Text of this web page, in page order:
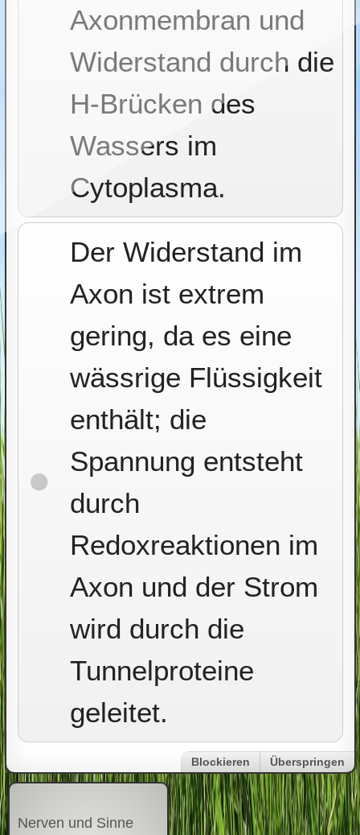
Axonmembran und
Widerstand durch die
H-Brücken des
Wassers im
Cytoplasma.
Der Widerstand im
Axon ist extrem
gering, da es eine
wässrige Flüssigkeit
enthält; die
Spannung entsteht
durch
Redoxreaktionen im
Axon und der Strom
wird durch die
Tunnelproteine
geleitet.
Blockieren Überspringen
Nerven und Sinne